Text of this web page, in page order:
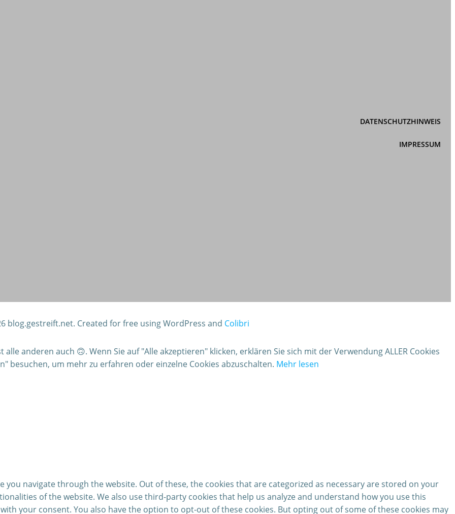
DATENSCHUTZHINWEIS
IMPRESSUM
blog.gestreift.net. Created for free using WordPress and Colibri
anderen auch 🙃. Wenn Sie auf "Alle akzeptieren" klicken, erklären Sie sich mit der Verwendung ALLER Cookies
besuchen, um mehr zu erfahren oder einzelne Cookies abzuschalten. Mehr lesen
you navigate through the website. Out of these, the cookies that are categorized as necessary are stored on your
of the website. We also use third-party cookies that help us analyze and understand how you use this
your consent. You also have the option to opt-out of these cookies. But opting out of some of these cookies may